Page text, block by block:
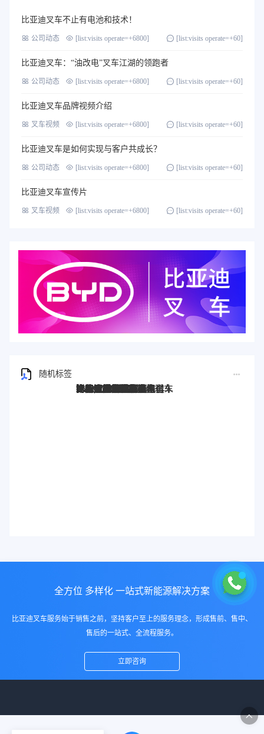
比亚迪叉车不止有电池和技术！
公司动态 [list:visits operate=+6800] [list:visits operate=+60]
比亚迪叉车：“油改电”叉车江湖的领跑者
公司动态 [list:visits operate=+6800] [list:visits operate=+60]
比亚迪叉车品牌视频介绍
叉车视频 [list:visits operate=+6800] [list:visits operate=+60]
比亚迪叉车是如何实现与客户共成长？
公司动态 [list:visits operate=+6800] [list:visits operate=+60]
比亚迪叉车宣传片
叉车视频 [list:visits operate=+6800] [list:visits operate=+60]
随机标签
比亚迪叉车
比亚迪电动叉车
比亚迪锂电叉车
新能源比亚迪叉车
比亚迪叉车价格
比亚迪叉车报价
比亚迪叉车多少钱
比亚迪搬运车
比亚迪搬运叉车
比亚迪前移式叉车
新能源叉车
锂电叉车
电动叉车
电瓶叉车
比亚迪电瓶叉车
比亚迪新能源叉车
比亚迪大吨位叉车
比亚迪平衡重叉车
步行式托盘搬运车
比亚迪托盘搬运车
比亚迪电动托盘车
锂电搬运车
电动搬运车
比亚迪AGV
比亚迪机器人
AGV
AGV叉车
比亚迪AGV叉车
比亚迪宽支腿叉车
比亚迪托盘堆垛车
比亚迪堆高叉车
比亚迪托盘式搬运机器人
比亚迪搬运机器人
比亚迪托盘式机器人
比亚迪2.0T站驾式牵引车
比亚迪站驾式牵引车
比亚迪牵引车
比亚迪2.0T牵引车
比亚迪3T托盘搬运车
比亚迪电动搬运车
比亚迪前移车
比亚迪前移叉车
比亚迪托盘前移叉车
比亚迪叉车托盘搬运车
比亚迪堆垛叉车
比亚迪堆垛叉车价格
比亚迪3.0T座驾式牵引车
比亚迪3吨牵引车
比亚迪堆垛车
比亚迪P30S
比亚迪站驾式托盘搬运车
比亚迪仓储叉车
半包围式托盘搬运车
比亚迪2吨搬运车
比亚迪25T牵引车
电动AGV叉车
Stand-on forklift
BYD forklift S16PS
比亚迪4.5T站驾式牵引车
比亚迪Q45TS
全方位 多样化 一站式新能源解决方案
比亚迪叉车服务始于销售之前，坚持客户至上的服务理念，形成售前、售中、
售后的一站式、全流程服务。
立即咨询